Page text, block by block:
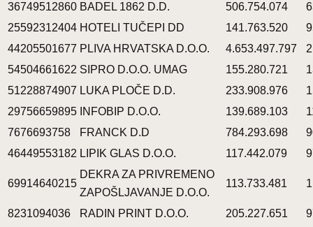
36749512860 BADEL 1862 D.D. 506.754.074
25592312404 HOTELI TUČEPI DD 141.763.520
44205501677 PLIVA HRVATSKA D.O.O. 4.653.497.797
54504661622 SIPRO D.O.O. UMAG 155.280.721
51228874907 LUKA PLOČE D.D. 233.908.976
29756659895 INFOBIP D.O.O. 139.689.103
7676693758
FRANCK D.D 784.293.698
46449553182 LIPIK GLAS D.O.O. 117.442.079
69914640215
DEKRA ZA PRIVREMENO
ZAPOŠLJAVANJE D.O.O.
113.733.481
8231094036 RADIN PRINT D.O.O. 205.227.651